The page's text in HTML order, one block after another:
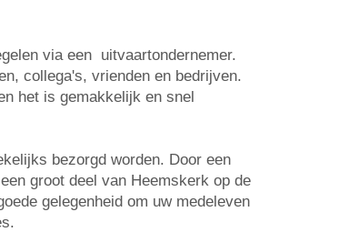
via een uitvaartondernemer.
collega's, vrienden en bedrijven.
het is gemakkelijk en snel
bezorgd worden. Door een
groot deel van Heemskerk op de
gelegenheid om uw medeleven